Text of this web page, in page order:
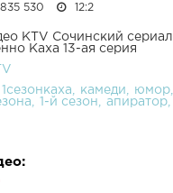
835 530 12:2
KTV Сочинский сериал
Каха 13-ая серия
1сезонкаха камеди юмор
1-й сезон апиратор